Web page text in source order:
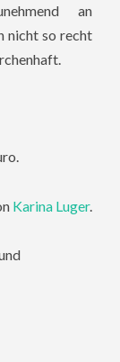
an
nicht so recht
Karina Luger.